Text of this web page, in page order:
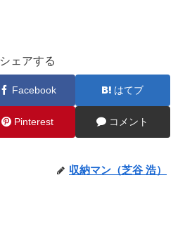
シェアする
Facebook はてブ
Pinterest コメント
収納マン（芝谷 浩）